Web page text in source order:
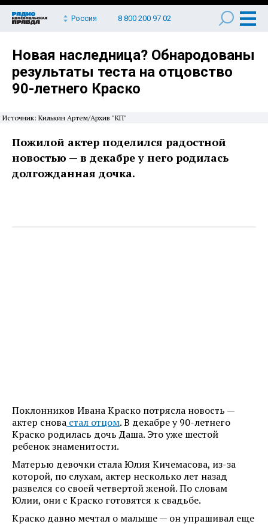
Россия 8 800 200 97 02
Новая наследница? Обнародованы
результаты теста на отцовство
90-летнего Краско
Источник: Килькин Артем/Архив "КП"
Пожилой актер поделился радостной
новостью — в декабре у него родилась
долгожданная дочка.
Поклонников Ивана Краско потрясла новость —
актер снова стал отцом. В декабре у 90-летнего
Краско родилась дочь Даша. Это уже шестой
ребенок знаменитости.
Матерью девочки стала Юлия Кичемасова, из-за
которой, по слухам, актер несколько лет назад
развелся со своей четвертой женой. По словам
Юлии, они с Краско готовятся к свадьбе.
Краско давно мечтал о малыше — он упрашивал еще